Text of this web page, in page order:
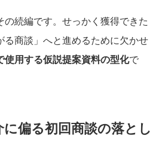
続編です。せっかく獲得できた
る商談」へと進めるために欠かせ
使用する仮説提案資料の型化で
偏る初回商談の落とし